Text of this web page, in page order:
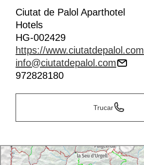
Ciutat de Palol Aparthotel
Hotels
HG-002429
https://www.ciutatdepalol.com
info@ciutatdepalol.com
972828180
Trucar